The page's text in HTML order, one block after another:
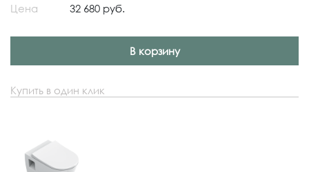
Цена
32 680 руб.
В корзину
Купить в один клик